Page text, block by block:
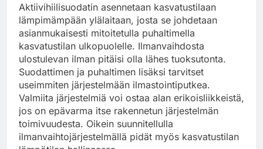
Aktiivihiilisuodatin asennetaan kasvatustilaan
lämpimämpään ylälaitaan, josta se johdetaan
asianmukaisesti mitoitetulla puhaltimella
kasvatustilan ulkopuolelle. Ilmanvaihdosta
ulostulevan ilman pitäisi olla lähes tuoksutonta.
Suodattimen ja puhaltimen lisäksi tarvitset
useimmiten järjestelmään ilmastointiputkea.
Valmiita järjestelmiä voi ostaa alan erikoisliikkeistä,
jos on epävarma itse rakennetun järjestelmän
toimivuudesta. Oikein suunnitellulla
ilmanvaihtojärjestelmällä pidät myös kasvatustilan